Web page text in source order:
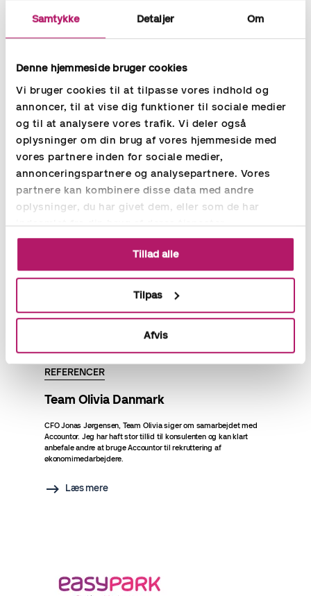
Samtykke Detaljer Om
Denne hjemmeside bruger cookies
Vi bruger cookies til at tilpasse vores indhold og
annoncer, til at vise dig funktioner til sociale medier
og til at analysere vores trafik. Vi deler også
oplysninger om din brug af vores hjemmeside med
vores partnere inden for sociale medier,
annonceringspartnere og analysepartnere. Vores
partnere kan kombinere disse data med andre
oplysninger, du har givet dem, eller som de har
indsamlet fra din brug af deres tjenester.
Tillad alle
Tilpas
Afvis
REFERENCER
SEMLER
Finance Manager Allan Frank Walther, SEMLER: Accountor har
haft et godt blik for de personlige og faglige kompetencer hos
den medarbejder, som skulle arbejde i teamet. Det har sparet
mig for meget tid
Læs mere
REFERENCER
Team Olivia Danmark
CFO Jonas Jørgensen, Team Olivia siger om samarbejdet med
Accountor. Jeg har haft stor tillid til konsulenten og kan klart
anbefale andre at bruge Accountor til rekruttering af
økonomimedarbejdere.
Læs mere